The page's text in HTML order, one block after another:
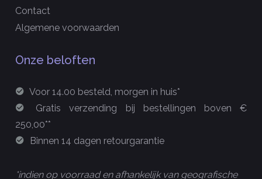
Contact
Algemene voorwaarden
Onze beloften
Voor 14.00 besteld, morgen in huis*
Gratis verzending bij bestellingen boven €
250,00**
Binnen 14 dagen retourgarantie
*indien op voorraad en afhankelijk van geografische